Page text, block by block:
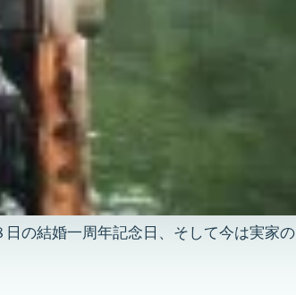
の結婚一周年記念日、そして今は実家の